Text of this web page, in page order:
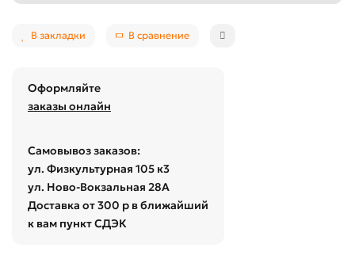
В закладки В сравнение
Оформляйте
заказы онлайн
Самовывоз заказов:
ул. Физкультурная 105 к3
ул. Ново-Вокзальная 28А
Доставка от 300 р в ближайший
к вам пункт СДЭК